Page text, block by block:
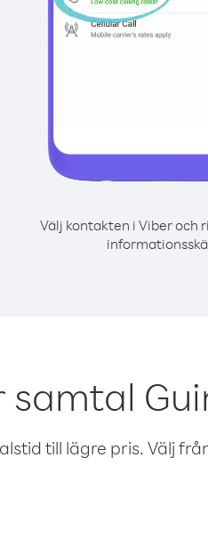
Välj kontakten i Viber och
samtal
till lägre pris. Välj